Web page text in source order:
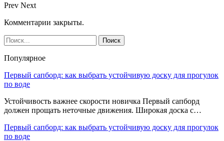
Prev Next
Комментарии закрыты.
Популярное
Первый сапборд: как выбрать устойчивую доску для прогулок
по воде
Устойчивость важнее скорости новичка Первый сапборд
должен прощать неточные движения. Широкая доска с…
Первый сапборд: как выбрать устойчивую доску для прогулок
по воде